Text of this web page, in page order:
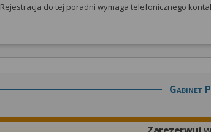
Rejestracja do tej poradni wymaga telefonicznego
Gabinet